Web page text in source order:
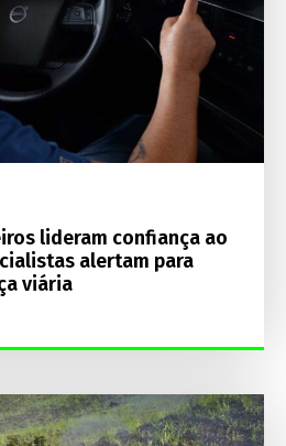
lideram confiança ao
alertam para
viária